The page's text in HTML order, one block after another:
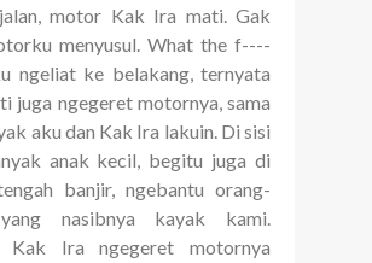
motor Kak Ira mati. Gak
menyusul. What the f----
ngeliat ke belakang, ternyata
juga ngegeret motornya, sama
aku dan Kak Ira lakuin. Di sisi
anak kecil, begitu juga di
banjir, ngebantu orang-
nasibnya kayak kami.
Kak Ira ngegeret motornya